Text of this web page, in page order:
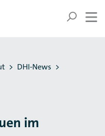
DHI-News
im